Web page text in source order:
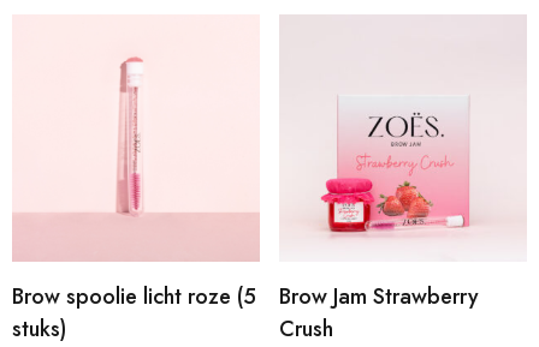
Brow spoolie licht roze (5
stuks)
Brow Jam Strawberry
Crush